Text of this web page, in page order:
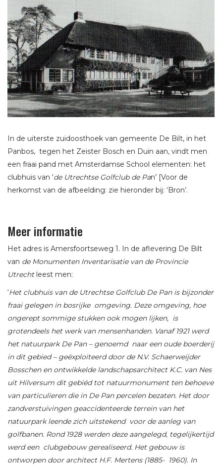
In de uiterste zuidoosthoek van gemeente De Bilt, in het
Panbos, tegen het Zeister Bosch en Duin aan, vindt men
een fraai pand met Amsterdamse School elementen: het
clubhuis van ‘de Utrechtse Golfclub de Pan’ [Voor de
herkomst van de afbeelding: zie hieronder bij: ‘Bron’.
Meer informatie
Het adres is Amersfoortseweg 1. In de aflevering De Bilt
van de Monumenten Inventarisatie van de Provincie
Utrecht leest men:
‘Het clubhuis van de Utrechtse Golfclub De Pan is bijzonder
fraai gelegen in bosrijke omgeving. Deze omgeving, hoe
ongerept sommige stukken ook mogen lijken, is
grotendeels het werk van mensenhanden. Vanaf 1921 werd
het natuurpark De Pan – genoemd naar een oude boerderij
in dit gebied – geëxploiteerd door de N.V. Schaerweijder
Bosschen en ontwikkelde landschapsarchitect K.C. van Nes
uit Hilversum dit gebiéd tot natuurmonument ten behoeve
van particulieren die in De Pan percelen bezaten. Het door
zandverstuivingen geaccidenteerde terrein van het
natuurpark leende zich uitstekend voor de aanleg van
golfbanen. Rond 1928 werden deze aangelegd, tegelijkertijd
werd een clubgebouw gerealiseerd. Het gebouw is
ontworpen door architect H.F. Mertens (1885- 1960). In